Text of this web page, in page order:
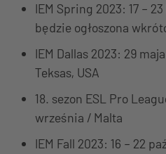
IEM Spring 2023: 17 –
będzie ogłoszona
IEM Dallas 2023: 29
Teksas, USA
18. sezon ESL Pro
września / Malta
IEM Fall 2023: 16 – 22